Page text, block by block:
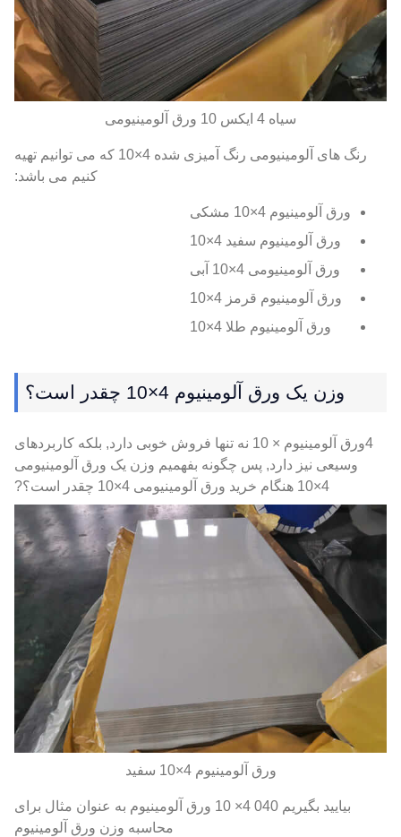
سیاه 4 ایکس 10 ورق آلومینیومی
رنگ های آلومینیومی رنگ آمیزی شده 4×10 که می توانیم تهیه
کنیم می باشد:
ورق آلومینیوم 4×10 مشکی
ورق آلومینیوم سفید 4×10
ورق آلومینیومی 4×10 آبی
ورق آلومینیوم قرمز 4×10
ورق آلومینیوم طلا 4×10
وزن یک ورق آلومینیوم 4×10 چقدر است؟
4ورق آلومینیوم × 10 نه تنها فروش خوبی دارد, بلکه کاربردهای
وسیعی نیز دارد, پس چگونه بفهمیم وزن یک ورق آلومینیومی
4×10 هنگام خرید ورق آلومینیومی 4×10 چقدر است؟?
ورق آلومینیوم 4×10 سفید
بیایید بگیریم 040 4× 10 ورق آلومینیوم به عنوان مثال برای
محاسبه وزن ورق آلومینیوم